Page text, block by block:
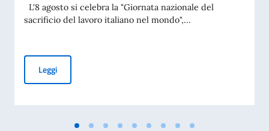
L'8 agosto si celebra la "Giornata nazionale del
sacrificio del lavoro italiano nel mondo",...
LeggiMESSAGGIO DEL VICE PRESIDENTE DEL CONSIGLIO DEI